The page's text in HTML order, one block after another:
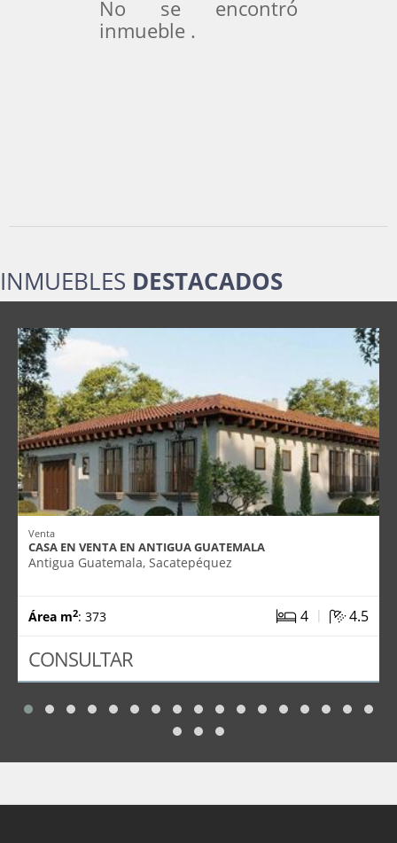
No se encontró
inmueble .
INMUEBLES DESTACADOS
Venta
CASA EN VENTA EN ANTIGUA GUATEMALA
Antigua Guatemala, Sacatepéquez
Área m2: 373 4 | 4.5
CONSULTAR